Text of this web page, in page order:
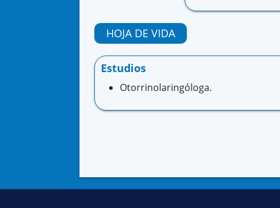
HOJA DE VIDA
Estudios
Otorrinolaringóloga.